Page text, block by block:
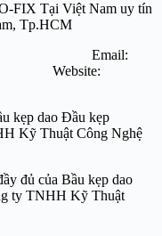
FIX Tại Việt Nam uy tín
Tp.HCM
Email:
Website:
kẹp dao Đầu kẹp
Kỹ Thuật Công Nghệ
đủ của Bầu kẹp dao
ty TNHH Kỹ Thuật